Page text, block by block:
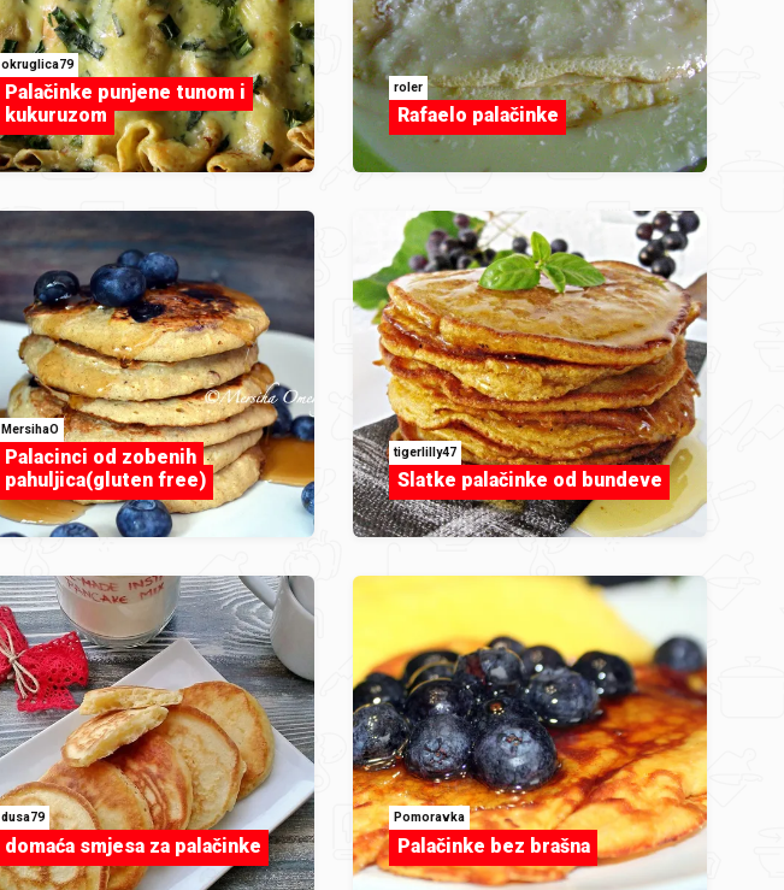
okruglica79
Palačinke punjene tunom i
kukuruzom
roler
Rafaelo palačinke
MersihaO
Palacinci od zobenih
pahuljica(gluten free)
tigerlilly47
Slatke palačinke od bundeve
dusa79
domaća smjesa za palačinke
Pomoravka
Palačinke bez brašna